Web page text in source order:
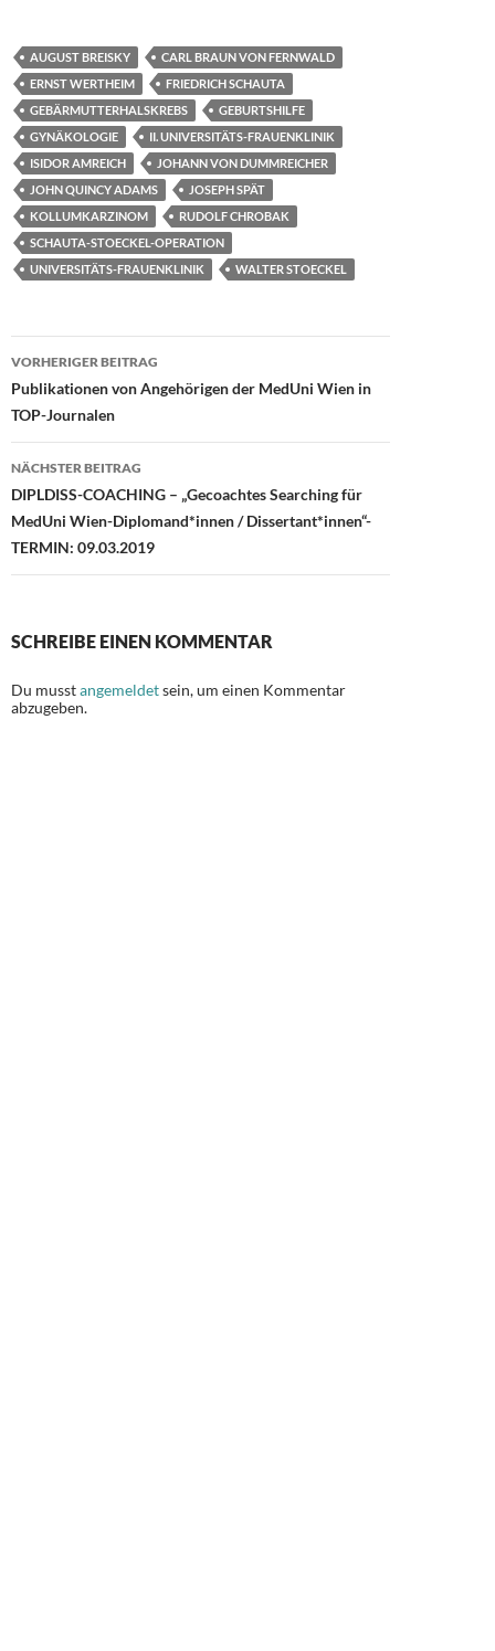
e
b
o
o
k
to
d
o
n
ail le
n
AUGUST BREISKY
CARL BRAUN VON FERNWALD
ERNST WERTHEIM
FRIEDRICH SCHAUTA
GEBÄRMUTTERHALSKREBS
GEBURTSHILFE
GYNÄKOLOGIE
II. UNIVERSITÄTS-FRAUENKLINIK
ISIDOR AMREICH
JOHANN VON DUMMREICHER
JOHN QUINCY ADAMS
JOSEPH SPÄT
KOLLUMKARZINOM
RUDOLF CHROBAK
SCHAUTA-STOECKEL-OPERATION
UNIVERSITÄTS-FRAUENKLINIK
WALTER STOECKEL
Beitragsnavigation
VORHERIGER BEITRAG
Publikationen von Angehörigen der MedUni Wien in
TOP-Journalen
NÄCHSTER BEITRAG
DIPLDISS-COACHING – „Gecoachtes Searching für
MedUni Wien-Diplomand*innen / Dissertant*innen“-
TERMIN: 09.03.2019
SCHREIBE EINEN KOMMENTAR
Du musstangemeldetsein, um einen Kommentar
abzugeben.